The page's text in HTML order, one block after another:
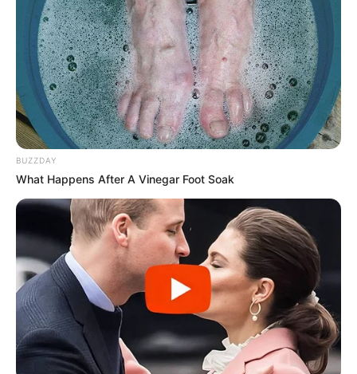
BUZZDAY
What Happens After A Vinegar Foot Soak